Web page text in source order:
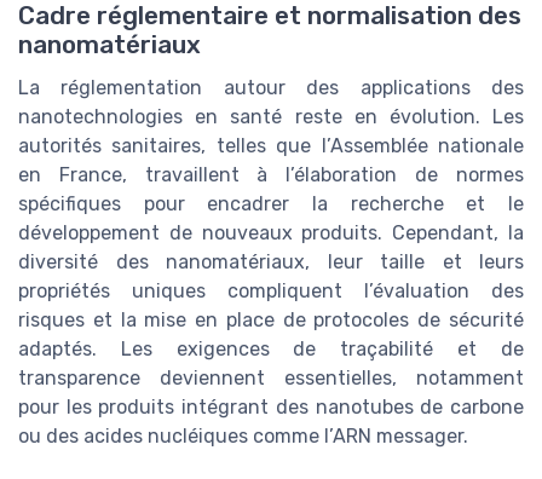
Cadre réglementaire et normalisation des
nanomatériaux
La réglementation autour des applications des
nanotechnologies en santé reste en évolution. Les
autorités sanitaires, telles que l’Assemblée nationale
en France, travaillent à l’élaboration de normes
spécifiques pour encadrer la recherche et le
développement de nouveaux produits. Cependant, la
diversité des nanomatériaux, leur taille et leurs
propriétés uniques compliquent l’évaluation des
risques et la mise en place de protocoles de sécurité
adaptés. Les exigences de traçabilité et de
transparence deviennent essentielles, notamment
pour les produits intégrant des nanotubes de carbone
ou des acides nucléiques comme l’ARN messager.